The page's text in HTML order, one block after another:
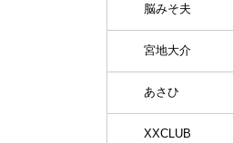
脳みそ夫
宮地大介
あさひ
XXCLUB